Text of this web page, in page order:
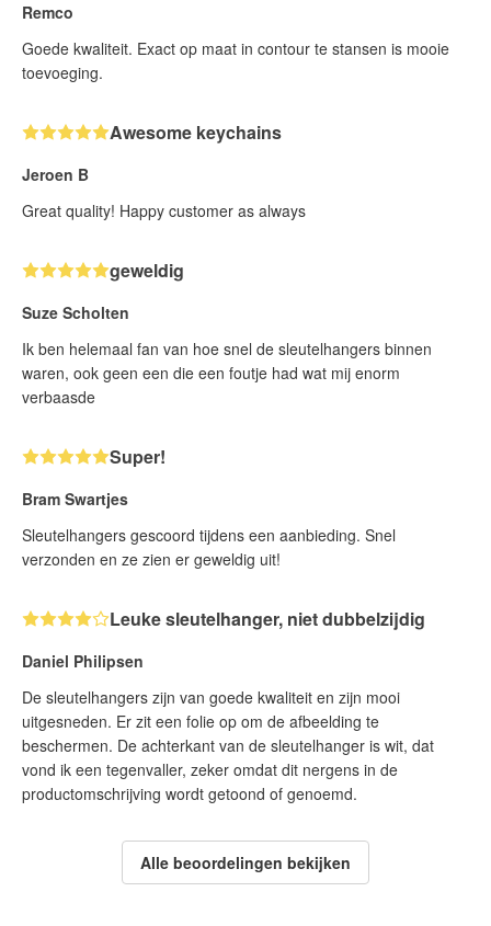
Remco
Goede kwaliteit. Exact op maat in contour te stansen is mooie
toevoeging.
Awesome keychains
Jeroen B
Great quality! Happy customer as always
geweldig
Suze Scholten
Ik ben helemaal fan van hoe snel de sleutelhangers binnen
waren, ook geen een die een foutje had wat mij enorm
verbaasde
Super!
Bram Swartjes
Sleutelhangers gescoord tijdens een aanbieding. Snel
verzonden en ze zien er geweldig uit!
Leuke sleutelhanger, niet dubbelzijdig
Daniel Philipsen
De sleutelhangers zijn van goede kwaliteit en zijn mooi
uitgesneden. Er zit een folie op om de afbeelding te
beschermen. De achterkant van de sleutelhanger is wit, dat
vond ik een tegenvaller, zeker omdat dit nergens in de
productomschrijving wordt getoond of genoemd.
Alle beoordelingen bekijken